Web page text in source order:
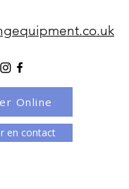
en contact
Online